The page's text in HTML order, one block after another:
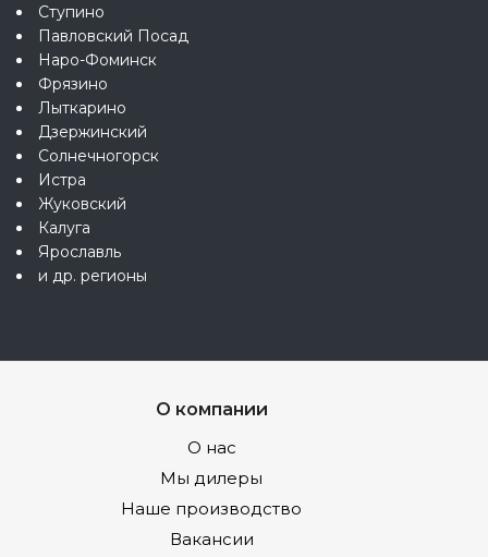
Ступино
Павловский Посад
Наро-Фоминск
Фрязино
Лыткарино
Дзержинский
Солнечногорск
Истра
Жуковский
Калуга
Ярославль
и др. регионы
О компании
О нас
Мы дилеры
Наше производство
Вакансии